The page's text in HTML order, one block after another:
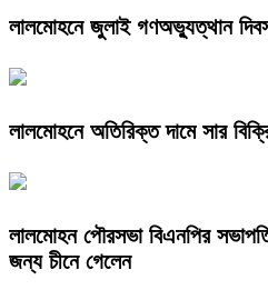
লালমোহনে জুলাই গণঅভ্যুত্থান
লালমোহনে অতিরিক্ত দামে সার
লালমোহন পৌরসভা বিএনপির
জন্য চীনে গেলেন